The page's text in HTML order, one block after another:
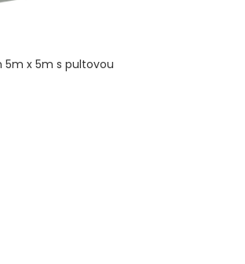
5m x 5m s pultovou